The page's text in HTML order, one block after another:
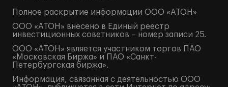
Полное раскрытие информации ООО «АТОН»
ООО «АТОН» внесено в Единый реестр
инвестиционных советников – номер записи 25.
ООО «АТОН» является участником торгов ПАО
«Московская Биржа» и ПАО «Санкт-
Петербургская биржа».
Информация, связанная с деятельностью ООО